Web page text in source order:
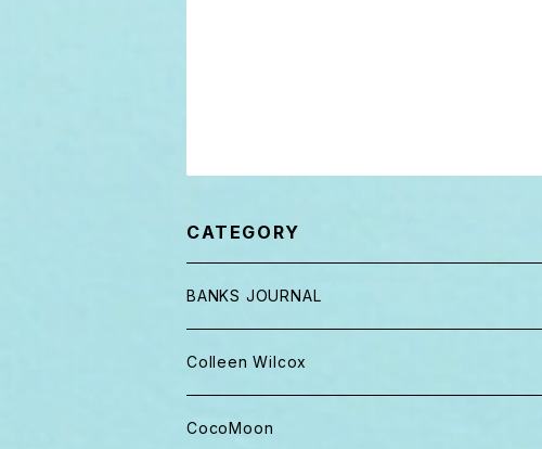
CATEGORY
BANKS JOURNAL
キャップ ニット帽
パンツ
Colleen Wilcox
ポーチ
CocoMoon